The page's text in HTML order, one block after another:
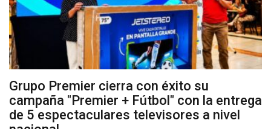
Grupo Premier cierra con éxito su
campaña "Premier + Fútbol" con la entrega
de 5 espectaculares televisores a nivel